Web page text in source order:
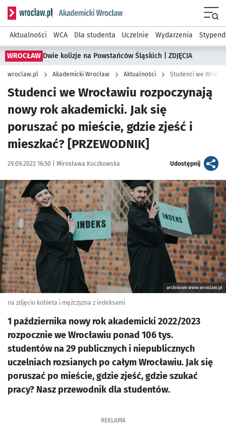
Serwis informacyjny wroclaw.pl podserwis: Akademicki
Aktualności WCA Dla studenta Uczelnie Wydarzenia
WROCŁAW Dwie kolizje na Powstańców Śląskich | ZDJĘCIA
wroclaw.pl Akademicki Wrocław Aktualności
Studenci we Wrocławiu rozpoczynają
nowy rok akademicki. Jak się
poruszać po mieście, gdzie zjeść i
mieszkać? [PRZEWODNIK]
Data publikacji:
29.09.2022 16:50 | Autor:
Mirosława Kuczkowska Udostępnijartykuł
Kliknij, aby powiększyć
archiwum www.wroclaw.pl
na zdjęciu kobieta i mężczyzna z indeksami
1 października nowy rok akademicki 2022/2023
rozpocznie we Wrocławiu ponad 106 tys.
studentów na 29 publicznych i niepublicznych
uczelniach rozsianych po całym Wrocławiu. Jak się
poruszać po mieście, gdzie zjeść, gdzie szukać
pracy? Nasz przewodnik dla studentów.
REKLAMA